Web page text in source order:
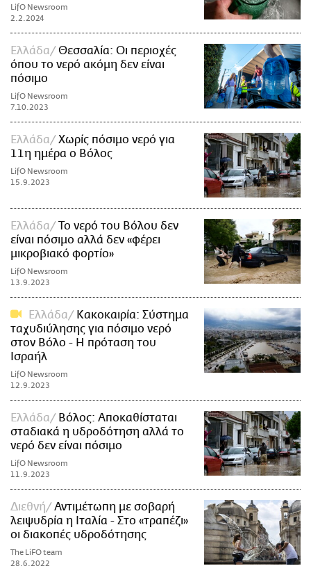
LifO Newsroom
2.2.2024
Ελλάδα
Θεσσαλία: Οι περιοχές
όπου το νερό ακόμη δεν είναι
πόσιμο
LifO Newsroom
7.10.2023
Ελλάδα
Xωρίς πόσιμο νερό για
11η ημέρα o Βόλος
LifO Newsroom
15.9.2023
Ελλάδα
Το νερό του Βόλου δεν
είναι πόσιμο αλλά δεν «φέρει
μικροβιακό φορτίο»
LifO Newsroom
13.9.2023
Ελλάδα
Κακοκαιρία: Σύστημα
ταχυδιύλησης για πόσιμο νερό
στον Βόλο - Η πρόταση του
Ισραήλ
LifO Newsroom
12.9.2023
Ελλάδα
Βόλος: Αποκαθίσταται
σταδιακά η υδροδότηση αλλά το
νερό δεν είναι πόσιμο
LifO Newsroom
11.9.2023
Διεθνή
Αντιμέτωπη με σοβαρή
λειψυδρία η Ιταλία - Στο «τραπέζι»
οι διακοπές υδροδότησης
The LiFO team
28.6.2022